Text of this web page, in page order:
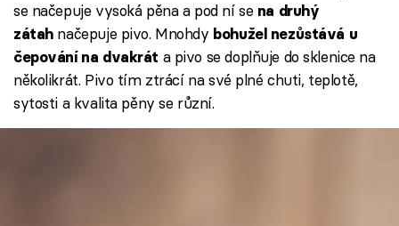
se načepuje vysoká pěna a pod ní se na druhý
zátahnačepuje pivo. Mnohdy bohužel nezůstává u
čepování na dvakrát a pivo se doplňuje do sklenice na
několikrát. Pivo tím ztrácí na své plné chuti, teplotě,
sytosti a kvalita pěny se různí.